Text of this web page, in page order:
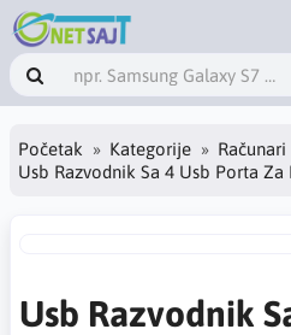
Početak Kategorije Računari
Usb Razvodnik Sa 4 Usb Porta
Usb Razvodnik